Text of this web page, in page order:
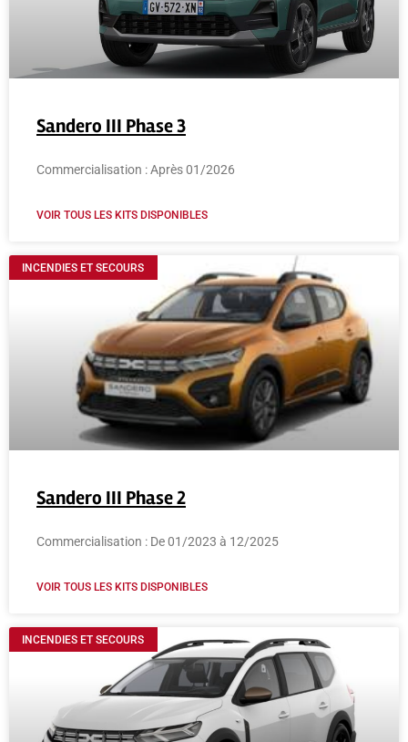
Sandero III Phase 3
Commercialisation : Après 01/2026
VOIR TOUS LES KITS DISPONIBLES
INCENDIES ET SECOURS
Sandero III Phase 2
Commercialisation : De 01/2023 à 12/2025
VOIR TOUS LES KITS DISPONIBLES
INCENDIES ET SECOURS